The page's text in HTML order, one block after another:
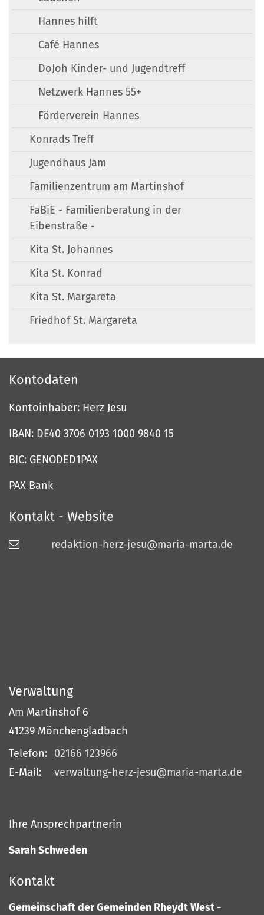
Hannes hilft
Café Hannes
DoJoh Kinder- und Jugendtreff
Netzwerk Hannes 55+
Förderverein Hannes
Konrads Treff
Jugendhaus Jam
Familienzentrum am Martinshof
FaBiE - Familienberatung in der
Eibenstraße -
Kita St. Johannes
Kita St. Konrad
Kita St. Margareta
Friedhof St. Margareta
Kontodaten
Kontoinhaber: Herz Jesu
IBAN: DE40 3706 0193 1000 9840 15
BIC: GENODED1PAX
PAX Bank
Kontakt - Website
redaktion-herz-jesu@maria-marta.de
Verwaltung
Am Martinshof 6
41239 Mönchengladbach
Telefon: 02166 123966
E-Mail:
verwaltung-herz-jesu@maria-marta.de
Ihre Ansprechpartnerin
Sarah Schweden
Kontakt
Gemeinschaft der Gemeinden Rheydt West -